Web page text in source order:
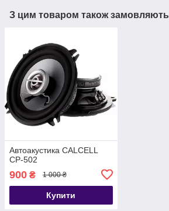
З цим товаром також замовляють
Автоакустика CALCELL
CP-502
900 ₴ 1 000 ₴
Купити